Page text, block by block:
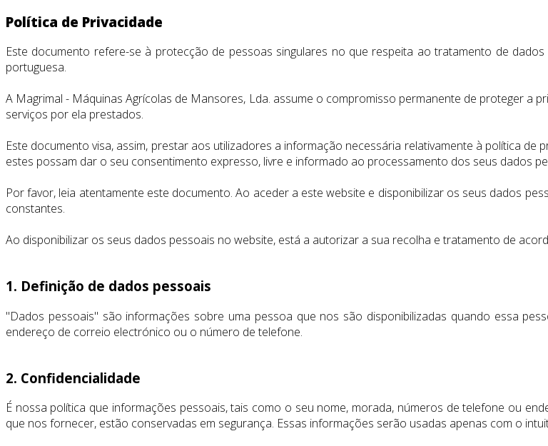
Política de Privacidade
Este documento refere-se à protecção de pessoas singulares no que respeita ao tratamento de
portuguesa.
A Magrimal - Máquinas Agrícolas de Mansores, Lda. assume o compromisso permanente de proteger a
serviços por ela prestados.
Este documento visa, assim, prestar aos utilizadores a informação necessária relativamente à política
estes possam dar o seu consentimento expresso, livre e informado ao processamento dos seus dados
Por favor, leia atentamente este documento. Ao aceder a este website e disponibilizar os seus dados
constantes.
Ao disponibilizar os seus dados pessoais no website, está a autorizar a sua recolha e tratamento de
1. Definição de dados pessoais
"Dados pessoais" são informações sobre uma pessoa que nos são disponibilizadas quando essa
endereço de correio electrónico ou o número de telefone.
2. Confidencialidade
É nossa política que informações pessoais, tais como o seu nome, morada, números de telefone ou
que nos fornecer, estão conservadas em segurança. Essas informações serão usadas apenas com o